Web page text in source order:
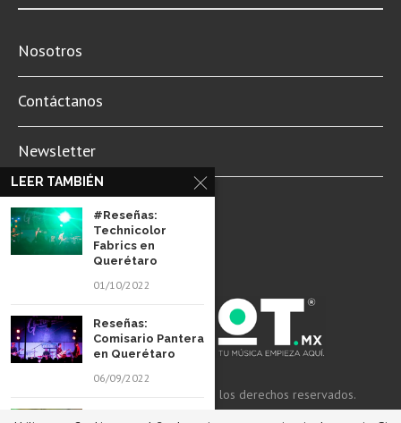
Nosotros
Contáctanos
Newsletter
Aviso de Privacidad
© 2022 Revista Spot Mx. Todos los derechos reservados.
LEER TAMBIÉN
#Reseñas:
Technicolor
Fabrics en
Querétaro
01/10/2022
Reseñas:
Comisario Pantera
en Querétaro
06/09/2022